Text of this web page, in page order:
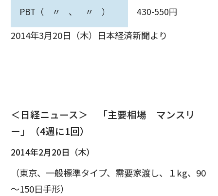
PBT（ 〃 、 〃 ） 430-550円
2014年3月20日（木）日本経済新聞より
＜日経ニュース＞ 「主要相場 マンスリ
ー」（4週に1回）
2014年2月20日（木）
（東京、一般標準タイプ、需要家渡し、１kg、90
～150日手形）